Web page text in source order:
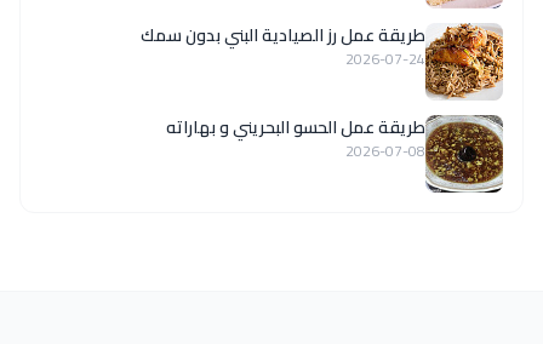
طريقة عمل رز الصيادية البني بدون سمك
2026-07-24
طريقة عمل الحسو البحريني و بهاراته
2026-07-08